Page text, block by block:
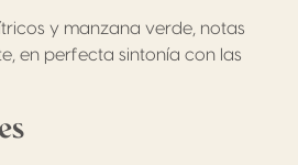
y manzana verde, notas
en perfecta sintonía con las